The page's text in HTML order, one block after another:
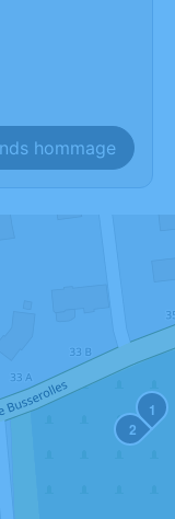
hommage
1
2